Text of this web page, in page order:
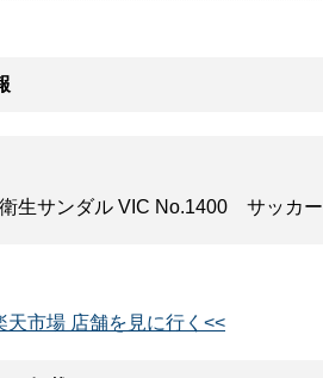
生サンダル VIC No.1400 サッカー
天市場 店舗を見に行く<<